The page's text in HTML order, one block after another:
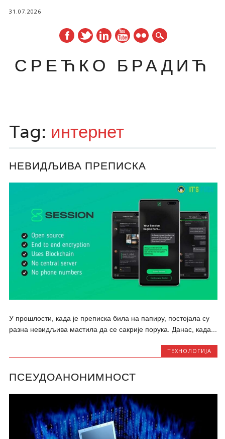
31.07.2026
СРЕЋКО БРАДИЋ
content
Tag: интернет
НЕВИДЉИВА ПРЕПИСКА
У прошлости, када је преписка била на папиру, постојала су
разна невидљива мастила да се сакрије порука. Данас, када...
ТЕХНОЛОГИЈА
ПСЕУДОАНОНИМНОСТ